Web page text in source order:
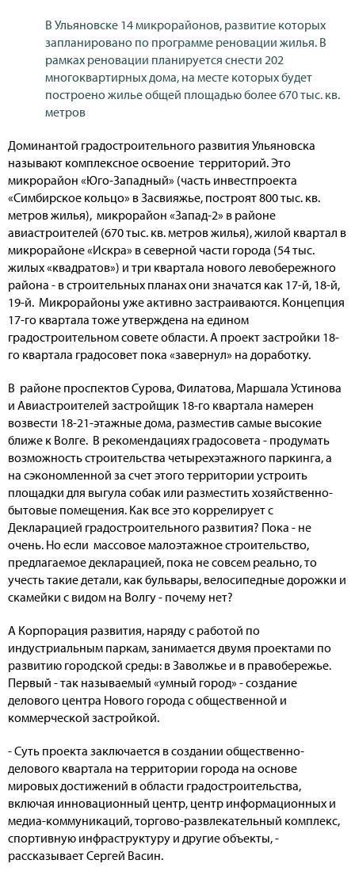
В Ульяновске 14 микрорайонов, развитие которых
запланировано по программе реновации жилья. В
рамках реновации планируется снести 202
многоквартирных дома, на месте которых будет
построено жилье общей площадью более 670 тыс. кв.
метров
Доминантой градостроительного развития Ульяновска
называют комплексное освоение территорий. Это
микрорайон «Юго-Западный» (часть инвестпроекта
«Симбирское кольцо» в Засвияжье, построят 800 тыс. кв.
метров жилья), микрорайон «Запад-2» в районе
авиастроителей (670 тыс. кв. метров жилья), жилой квартал в
микрорайоне «Искра» в северной части города (54 тыс.
жилых «квадратов») и три квартала нового левобережного
района - в строительных планах они значатся как 17-й, 18-й,
19-й. Микрорайоны уже активно застраиваются. Концепция
17-го квартала тоже утверждена на едином
градостроительном совете области. А проект застройки 18-
го квартала градосовет пока «завернул» на доработку.
В районе проспектов Сурова, Филатова, Маршала Устинова
и Авиастроителей застройщик 18-го квартала намерен
возвести 18-21-этажные дома, разместив самые высокие
ближе к Волге. В рекомендациях градосовета - продумать
возможность строительства четырехэтажного паркинга, а
на сэкономленной за счет этого территории устроить
площадки для выгула собак или разместить хозяйственно-
бытовые помещения. Как все это коррелирует с
Декларацией градостроительного развития? Пока - не
очень. Но если массовое малоэтажное строительство,
предлагаемое декларацией, пока не совсем реально, то
учесть такие детали, как бульвары, велосипедные дорожки и
скамейки с видом на Волгу - почему нет?
А Корпорация развития, наряду с работой по
индустриальным паркам, занимается двумя проектами по
развитию городской среды: в Заволжье и в правобережье.
Первый - так называемый «умный город» - создание
делового центра Нового города с общественной и
коммерческой застройкой.
- Суть проекта заключается в создании общественно-
делового квартала на территории города на основе
мировых достижений в области градостроительства,
включая инновационный центр, центр информационных и
медиа-коммуникаций, торгово-развлекательный комплекс,
спортивную инфраструктуру и другие объекты, -
рассказывает Сергей Васин.